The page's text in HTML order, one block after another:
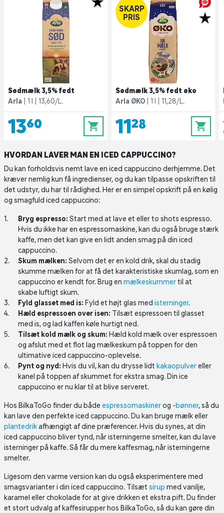
Sødmælk 3,5% fedt
Arla
1 l 13,60/L.
13,60 0
SKARP
PRIS
Sødmælk 3,5% fedt øko
Arla ØKO
1 l 11,28/L.
11,28 0
HVORDAN LAVER MAN EN ICED CAPPUCCINO?
Du kan forholdsvis nemt lave en iced cappuccino derhjemme. Det
kræver nemlig kun få ingredienser, og du kan tilpasse opskriften til
det udstyr, du har til rådighed. Her er en simpel opskrift på en kølig
og smagfuld iced cappuccino:
Bryg espresso: Start med at lave et eller to shots espresso.
Hvis du ikke har en espressomaskine, kan du også bruge stærk
kaffe, men det kan give en lidt anden smag på din iced
cappuccino.
Skum mælken: Selvom det er en kold drik, skal du stadig
skumme mælken for at få det karakteristiske skumlag, som en
cappuccino er kendt for. Brug en mælkeskummertil at
skabe luftigt skum.
Fyld glasset med is: Fyld et højt glas med isterninger.
Hæld espressoen over isen: Tilsæt espressoen til glasset
med is, og lad kaffen køle hurtigt ned.
Tilsæt kold mælk og skum: Hæld kold mælk over espressoen
og afslut med et flot lag mælkeskum på toppen for den
ultimative iced cappuccino-oplevelse.
Pynt og nyd: Hvis du vil, kan du drysse lidt kakaopulvereller
kanel på toppen af skummet for ekstra smag. Din ice
cappuccino er nu klar til at blive serveret.
Hos BilkaToGo finder du både espressomaskinerog -bønner, så du
kan lave den perfekte iced cappuccino. Du kan bruge mælk eller
plantedrikafhængigt af dine præferencer. Hvis du synes, at din
iced cappuccino bliver tynd, når isterningerne smelter, kan du lave
isterninger på kaffe. Så får du mere kaffesmag, når isterningerne
smelter.
Ligesom den varme version kan du også eksperimentere med
smagsvarianter i din iced cappuccino. Tilsæt sirup med vanilje,
karamel eller chokolade for at give drikken et ekstra pift. Du finder
et stort udvalg af kaffesirupper hos BilkaToGo, så du kan gøre din